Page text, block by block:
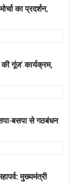
का प्रदर्शन,
गूंज’ कार्यक्रम,
सपा-बसपा से गठबंधन
मुख्यमंत्री